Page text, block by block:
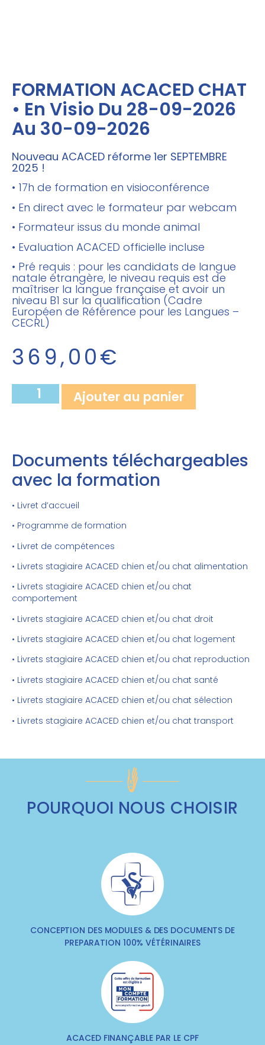
FORMATION ACACED CHAT
• En Visio Du 28-09-2026
Au 30-09-2026
Nouveau ACACED réforme 1er SEPTEMBRE
2025 !
• 17h de formation en visioconférence
• En direct avec le formateur par webcam
• Formateur issus du monde animal
• Evaluation ACACED officielle incluse
• Pré requis : pour les candidats de langue
natale étrangère, le niveau requis est de
maîtriser la langue française et avoir un
niveau B1 sur la qualification (Cadre
Européen de Référence pour les Langues –
CECRL)
369,00€
Ajouter au panier
Documents téléchargeables
avec la formation
• Livret d’accueil
• Programme de formation
• Livret de compétences
• Livrets stagiaire ACACED chien et/ou chat alimentation
• Livrets stagiaire ACACED chien et/ou chat
comportement
• Livrets stagiaire ACACED chien et/ou chat droit
• Livrets stagiaire ACACED chien et/ou chat logement
• Livrets stagiaire ACACED chien et/ou chat reproduction
• Livrets stagiaire ACACED chien et/ou chat santé
• Livrets stagiaire ACACED chien et/ou chat sélection
• Livrets stagiaire ACACED chien et/ou chat transport
POURQUOI NOUS CHOISIR
CONCEPTION DES MODULES & DES DOCUMENTS DE
PREPARATION 100% VÉTÉRINAIRES
ACACED FINANÇABLE PAR LE CPF